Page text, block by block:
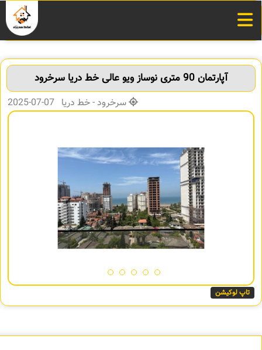
آپارتمان 90 متری نوساز ویو عالی خط دریا سرخرود
سرخرود - خط دریا 07-07-2025
تاپ لوکیشن